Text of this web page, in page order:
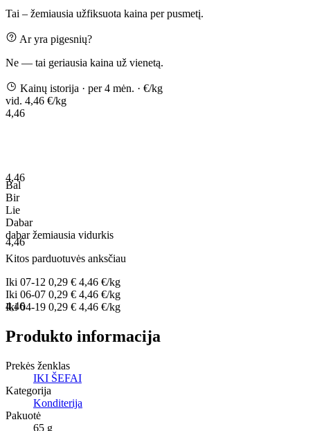
Tai – žemiausia užfiksuota kaina per pusmetį.
Ar yra pigesnių?
Ne — tai geriausia kaina už vienetą.
Kainų istorija · per 4 mėn. · €/kg
vid. 4,46 €/kg
4,46
4,46
4,46
4,46
Bal
Bir
Lie
Dabar
dabaržemiausia vidurkis
Kitos parduotuvės anksčiau
Iki 07-12 0,29 € 4,46 €/kg
Iki 06-07 0,29 € 4,46 €/kg
Iki04-19 0,29 € 4,46 €/kg
Produkto informacija
Prekės ženklas
IKI ŠEFAI
Kategorija
Konditerija
Pakuotė
65 g